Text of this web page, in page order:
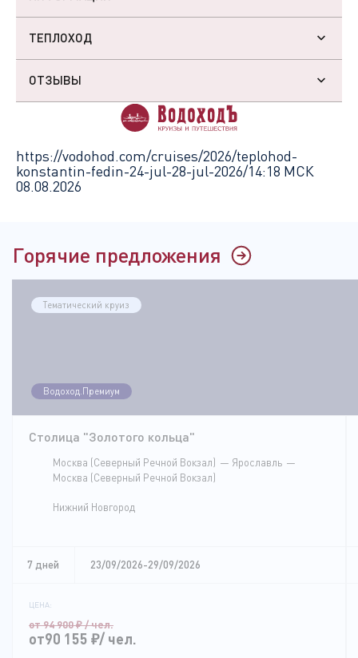
ТЕПЛОХОД
ОТЗЫВЫ
https://vodohod.com/cruises/2026/teplohod-
konstantin-fedin-24-jul-28-jul-2026/14:18 МСК
08.08.2026
Горячие предложения
Тематический круиз
Водоход.Премиум
Столица "Золотого кольца"
Москва (Северный Речной Вокзал)
Ярославль
Москва (Северный Речной Вокзал)
Нижний Новгород
7 дней 23/09/2026-29/09/2026
ЦЕНА:
от 94 900₽/ чел.
от90 155 ₽/ чел.